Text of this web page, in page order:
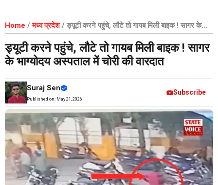
Home /मध्य प्रदेश/ ड्यूटी करने पहुंचे, लौटे तो गायब मिली बाइक ! सागर के
भाग्योदय अस्पताल में चोरी की वारदात
ड्यूटी करने पहुंचे, लौटे तो गायब मिली बाइक ! सागर
के भाग्योदय अस्पताल में चोरी की वारदात
Suraj Sen
Published on: May 21, 2026
Subscribe